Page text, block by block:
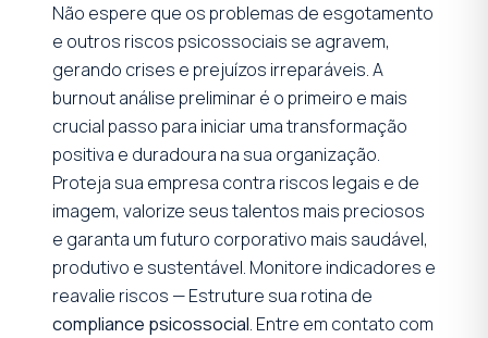
Não espere que os problemas de esgotamento
e outros riscos psicossociais se agravem,
gerando crises e prejuízos irreparáveis. A
burnout análise preliminar é o primeiro e mais
crucial passo para iniciar uma transformação
positiva e duradoura na sua organização.
Proteja sua empresa contra riscos legais e de
imagem, valorize seus talentos mais preciosos
e garanta um futuro corporativo mais saudável,
produtivo e sustentável. Monitore indicadores e
reavalie riscos — Estruture sua rotina de
compliance psicossocial. Entre em contato com